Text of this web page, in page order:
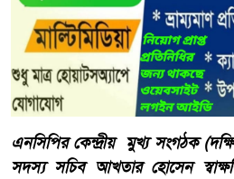
এনসিপির কেন্দ্রীয় মুখ্য সংগঠক
সদস্য সচিব আখতার হোসেন